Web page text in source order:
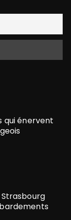
qui énervent